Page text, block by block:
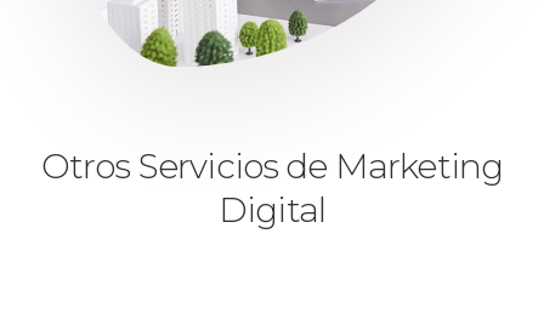
Otros Servicios de Marketing
Digital